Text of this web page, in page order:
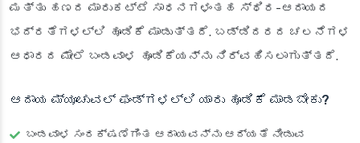
ಮತ್ತು ಹಣದ ಮಾರುಕಟ್ಟೆ ಸಾಧನಗಳಂತಹ ಸ್ಥಿರ-ಆದಾಯದ
ಭದ್ರತೆಗಳಲ್ಲಿ ಹೂಡಿಕೆ ಮಾಡುತ್ತದೆ. ಬಡ್ಡಿದರದ ಚಲನೆಗಳ
ಆಧಾರದ ಮೇಲೆ ಬಂಡವಾಳ ಹೂಡಿಕೆಯನ್ನು ನಿರ್ವಹಿಸಲಾಗುತ್ತದೆ.
ಆದಾಯ ಮ್ಯೂಚುವಲ್ ಫಂಡ್‌ಗಳಲ್ಲಿ ಯಾರು ಹೂಡಿಕೆ ಮಾಡಬೇಕು?
ಬಂಡವಾಳ ಸಂರಕ್ಷಣೆಗಿಂತ ಆದಾಯವನ್ನು ಆದ್ಯತೆ ನೀಡುವ